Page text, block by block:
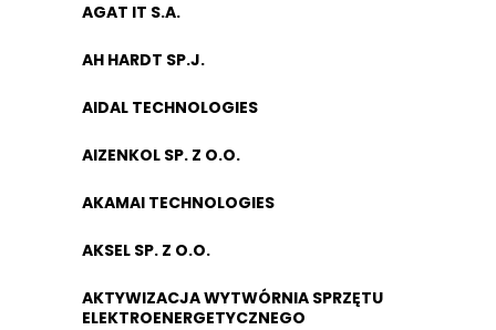
AGAT IT S.A.
AH HARDT SP.J.
AIDAL TECHNOLOGIES
AIZENKOL SP. Z O.O.
AKAMAI TECHNOLOGIES
AKSEL SP. Z O.O.
AKTYWIZACJA WYTWÓRNIA SPRZĘTU
ELEKTROENERGETYCZNEGO